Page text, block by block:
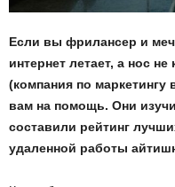
Если вы фрилансер и
интернет летает, а нос
(компания по
вам на помощь. Они
составили рейтинг
удаленной работы